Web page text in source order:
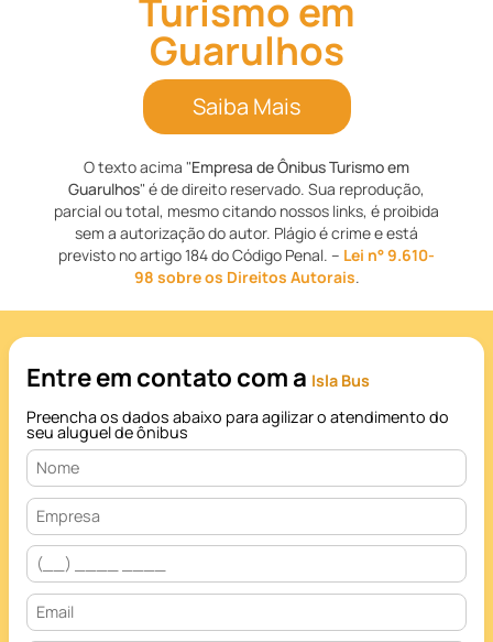
Turismo em
Guarulhos
Saiba Mais
O texto acima "Empresa de Ônibus Turismo em
Guarulhos" é de direito reservado. Sua reprodução,
parcial ou total, mesmo citando nossos links, é proibida
sem a autorização do autor. Plágio é crime e está
previsto no artigo 184 do Código Penal. – Lei n° 9.610-
98 sobre os Direitos Autorais.
Entre em contato com a Isla Bus
Preencha os dados abaixo para agilizar o atendimento do
seu aluguel de ônibus